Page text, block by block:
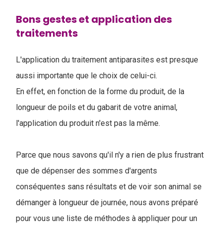
Bons gestes et application des
traitements
L'application du traitement antiparasites est presque
aussi importante que le choix de celui-ci.
En effet, en fonction de la forme du produit, de la
longueur de poils et du gabarit de votre animal,
l'application du produit n'est pas la même.
Parce que nous savons qu'il n'y a rien de plus frustrant
que de dépenser des sommes d'argents
conséquentes sans résultats et de voir son animal se
démanger à longueur de journée, nous avons préparé
pour vous une liste de méthodes à appliquer pour un